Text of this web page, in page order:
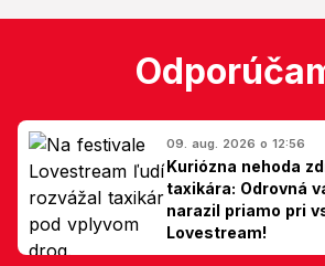
09. aug. 2026 o 12:56
Kuriózna nehoda
taxikára: Odrovná
narazil priamo pri
Lovestream!